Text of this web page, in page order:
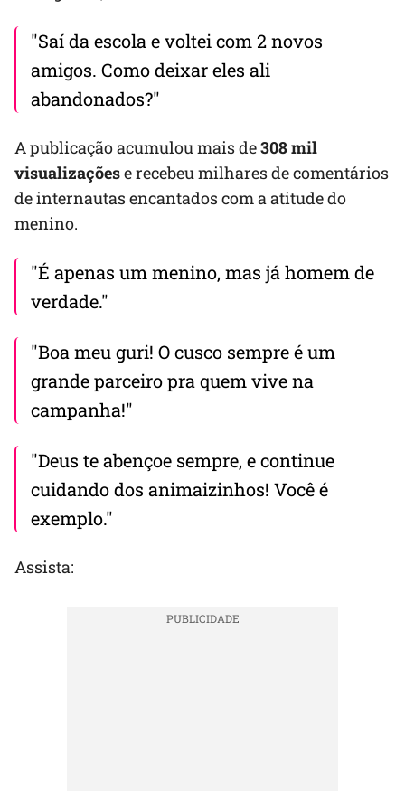
"Saí da escola e voltei com 2 novos
amigos. Como deixar eles ali
abandonados?"
A publicação acumulou mais de308 mil
visualizaçõese recebeu milhares de comentários
de internautas encantados com a atitude do
menino.
"É apenas um menino, mas já homem de
verdade."
"Boa meu guri! O cusco sempre é um
grande parceiro pra quem vive na
campanha!"
"Deus te abençoe sempre, e continue
cuidando dos animaizinhos! Você é
exemplo."
Assista: